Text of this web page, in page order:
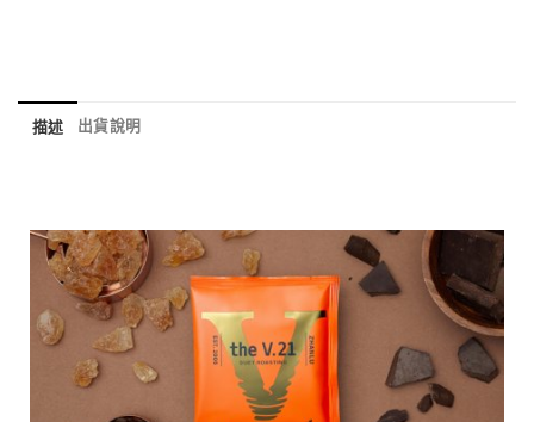
描述 出貨說明